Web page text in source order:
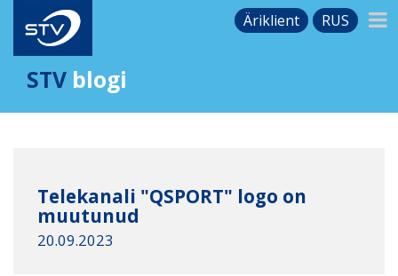
Äriklient RUS
STV blogi
Telekanali "QSPORT" logo on
muutunud
20.09.2023